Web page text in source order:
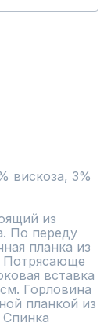
вискоза, 3%
из
По переду
планка из
Потрясающе
вставка
Горловина
планкой из